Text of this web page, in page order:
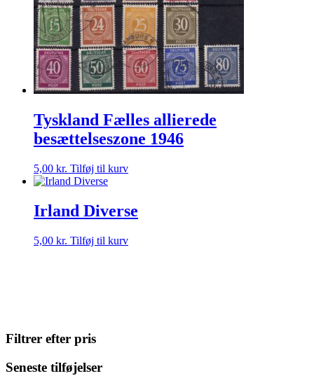
Tyskland Fælles allierede
besættelseszone 1946
5,00 kr. Tilføj til kurv
Irland Diverse
5,00 kr. Tilføj til kurv
Filtrer efter pris
Seneste tilføjelser